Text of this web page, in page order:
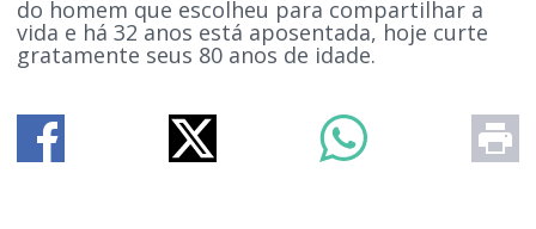
do homem que escolheu para compartilhar a
vida e há 32 anos está aposentada, hoje curte
gratamente seus 80 anos de idade.